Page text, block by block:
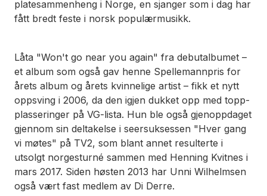
platesammenheng i Norge, en sjanger som i dag har
fått bredt feste i norsk populærmusikk.
Låta "Won't go near you again" fra debutalbumet –
et album som også gav henne Spellemannpris for
årets album og årets kvinnelige artist – fikk et nytt
oppsving i 2006, da den igjen dukket opp med topp-
plasseringer på VG-lista. Hun ble også gjenoppdaget
gjennom sin deltakelse i seersuksessen "Hver gang
vi møtes" på TV2, som blant annet resulterte i
utsolgt norgesturné sammen med Henning Kvitnes i
mars 2017. Siden høsten 2013 har Unni Wilhelmsen
også vært fast medlem av Di Derre.